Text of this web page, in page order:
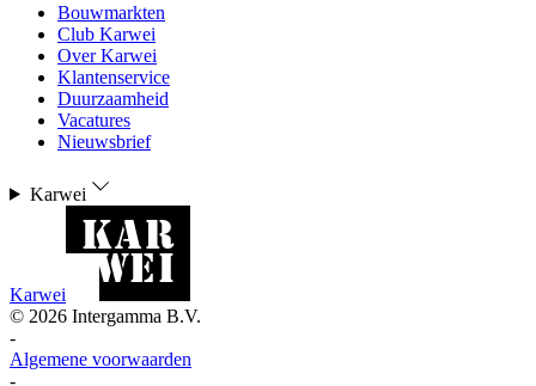
Bouwmarkten
Club Karwei
Over Karwei
Klantenservice
Duurzaamheid
Vacatures
Nieuwsbrief
Karwei
Karwei
© 2026 Intergamma B.V.
-
Algemene voorwaarden
-